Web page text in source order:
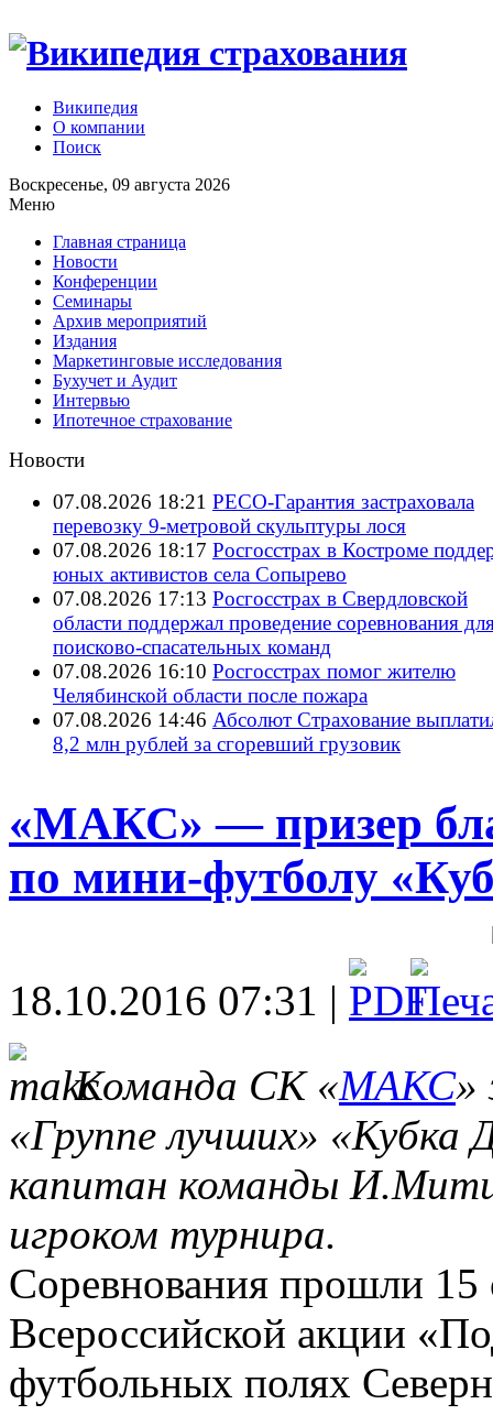
Википедия
О компании
Поиск
Воскресенье, 09 августа 2026
Меню
Главная страница
Новости
Конференции
Семинары
Архив мероприятий
Издания
Маркетинговые исследования
Бухучет и Аудит
Интервью
Ипотечное страхование
Новости
07.08.2026 18:21 РЕСО-Гарантия застраховала
перевозку 9-метровой скульптуры лося
07.08.2026 18:17 Росгосстрах в Костроме
юных активистов села Сопырево
07.08.2026 17:13 Росгосстрах в Свердловской
области поддержал проведение соревнования
поисково‑спасательных команд
07.08.2026 16:10 Росгосстрах помог жителю
Челябинской области после пожара
07.08.2026 14:46 Абсолют Страхование
8,2 млн рублей за сгоревший грузовик
«МАКС» — призер
по мини-футболу
18.10.2016 07:31 |
Команда СК «МАКС»
«Группе лучших»
капитан команды
игроком турнира.
Соревнования прошли 15
Всероссийской акции
футбольных полях